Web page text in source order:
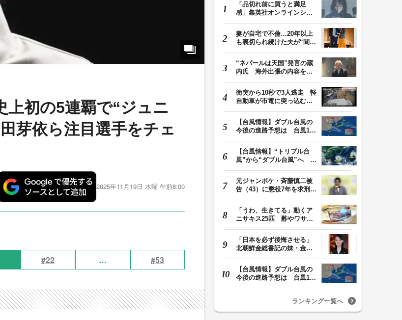
上初の5連覇で“ジュニ
芽依ら注目選手をチェ
2025年11月19日 水曜 午前8:00
#22 … #53
「品切れ前に買うと満足
感」集英社オンラインショ
妻が自宅で不倫…20年以上
も裏切られ続けた夫が“間
“ネパールは天国”発言の蔵
内氏 海外出張の内容を説
衝突から10秒で3人逃走 軽
自動車が市電に突っ込む一
【台風情報】ダブル台風の
今後の進路予想は 台風13
【台風情報】“トリプル台
風”から“ダブル台風”へ 13
元ジャンポケ・斉藤慎二被
告（43）に懲役7年を求刑
「うわ、生きてる」動くア
ニサキス25匹 酢やワサビ
「日本を必ず後悔させる」
北朝鮮金総書記の妹・金与
【台風情報】ダブル台風の
今後の進路予想は 台風13
ランキング一覧へ